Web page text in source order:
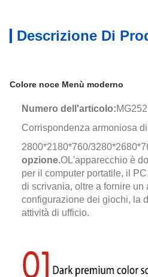
Descrizione Di
Colore noce Menù moderno
Numero dell'articolo:MG252
Corrispondenza armoniosa
2800*2180*760/
opzione.OL'apparecchio è
per il computer portatile, il
di scrivania, oltre a fornire un
configurazione dei giochi, la
attività di ufficio.